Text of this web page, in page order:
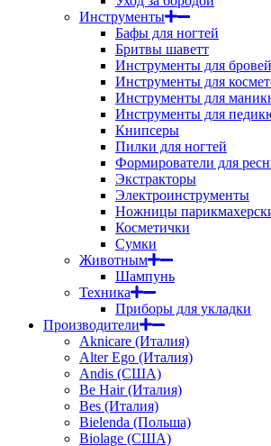
Инструменты
Бафы для ногтей
Бритвы шаветт
Инструменты для бровей
Инструменты для
Инструменты для
Инструменты для
Книпсеры
Пилки для ногтей
Формирователи для
Экстракторы
Электроинструменты
Ножницы
Косметички
Сумки
Животным
Шампунь
Техника
Приборы для укладки
Производители
Aknicare (Италия)
Alter Ego (Италия)
Andis (США)
Be Hair (Италия)
Bes (Италия)
Bielenda (Польша)
Biolage (США)